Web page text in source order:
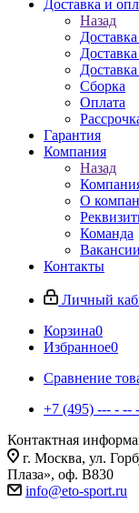
Доставка и
Назад
Сборка
Оплата
Гарантия
Компания
Назад
О
Команда
Вакансии
Контакты
Личный
Корзина0
Избранное0
Сравнение
+7 (495) --- - --
Контактная
г. Москва, ул.
Плаза», оф. В830
info@eto-sport.ru